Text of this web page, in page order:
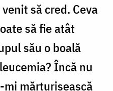
să cred. Ceva
să fie atât
său o boală
Încă nu
mi mărturisească